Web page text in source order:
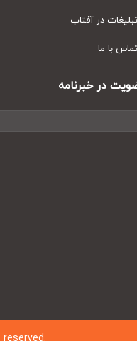
در آفتاب
با ما
در خبرنامه